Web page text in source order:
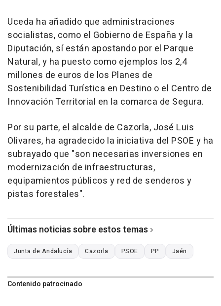
Uceda ha añadido que administraciones
socialistas, como el Gobierno de España y la
Diputación, sí están apostando por el Parque
Natural, y ha puesto como ejemplos los 2,4
millones de euros de los Planes de
Sostenibilidad Turística en Destino o el Centro de
Innovación Territorial en la comarca de Segura.
Por su parte, el alcalde de Cazorla, José Luis
Olivares, ha agradecido la iniciativa del PSOE y ha
subrayado que "son necesarias inversiones en
modernización de infraestructuras,
equipamientos públicos y red de senderos y
pistas forestales".
Últimas noticias sobre estos temas
Junta de Andalucía Cazorla PSOE PP Jaén
Contenido patrocinado